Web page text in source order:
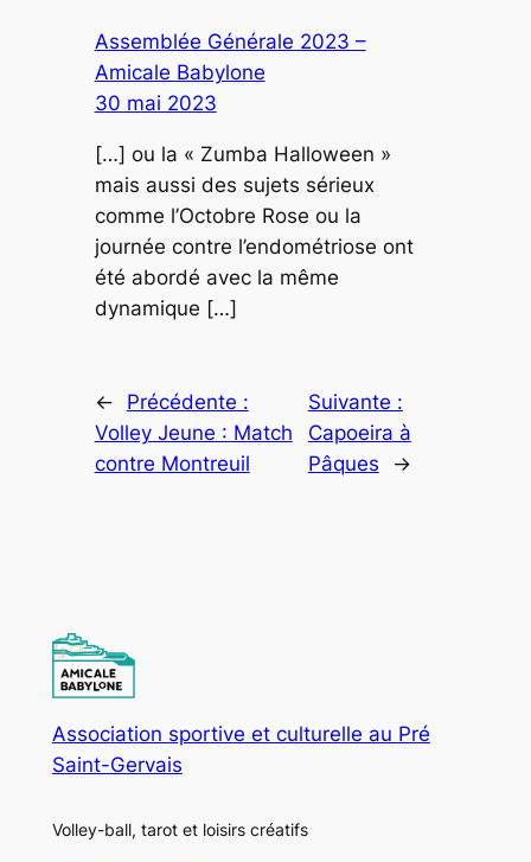
Assemblée Générale 2023 –
Amicale Babylone
30 mai 2023
[…] ou la « Zumba Halloween »
mais aussi des sujets sérieux
comme l’Octobre Rose ou la
journée contre l’endométriose ont
été abordé avec la même
dynamique […]
←
Précédente :
Volley Jeune : Match
contre Montreuil
Suivante :
Capoeira à
Pâques
→
Association sportive et culturelle au Pré
Saint-Gervais
Volley-ball, tarot et loisirs créatifs